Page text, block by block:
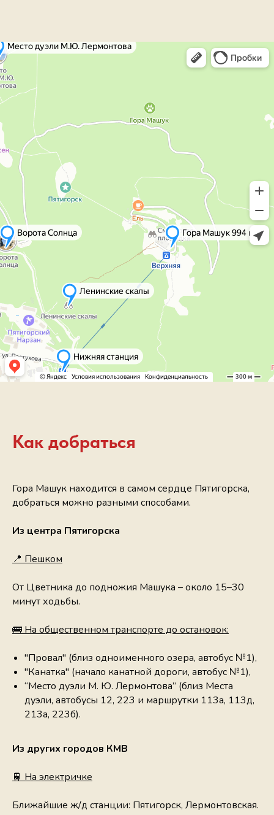
Как добраться
Гора Машук находится в самом сердце Пятигорска,
добраться можно разными способами.
Из центра Пятигорска
📍 Пешком
От Цветника до подножия Машука – около 15–30
минут ходьбы.
🚌 На общественном транспорте до остановок:
"Провал" (близ одноименного озера, автобус №1),
"Канатка" (начало канатной дороги, автобус №1),
“Место дуэли М. Ю. Лермонтова” (близ Места
дуэли, автобусы 12, 223 и маршрутки 113а, 113д,
213а, 223б).
Из других городов КМВ
🚆 На электричке
Ближайшие ж/д станции: Пятигорск, Лермонтовская.